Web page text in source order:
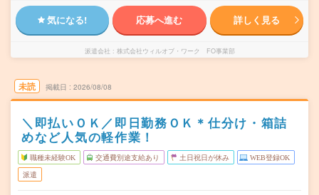
気になる! 応募へ進む 詳しく見る
派遣会社 株式会社ウィルオブ・ワーク FO事業部
未読 掲載日 2026/08/08
＼即払いＯＫ／即日勤務ＯＫ＊仕分け・箱詰
めなど人気の軽作業！
職種未経験OK 交通費別途支給あり 土日祝日が休み WEB登録OK
派遣